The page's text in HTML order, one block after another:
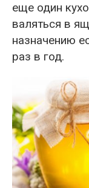
еще один
валяться в
назначению
раз в год.